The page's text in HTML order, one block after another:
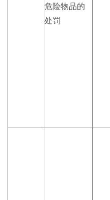
危险物品的
处罚